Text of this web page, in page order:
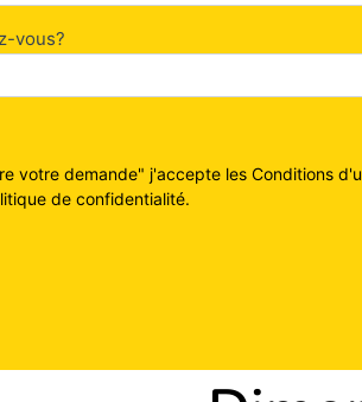
vous?
votre demande" j'accepte les Conditions
de confidentialité.